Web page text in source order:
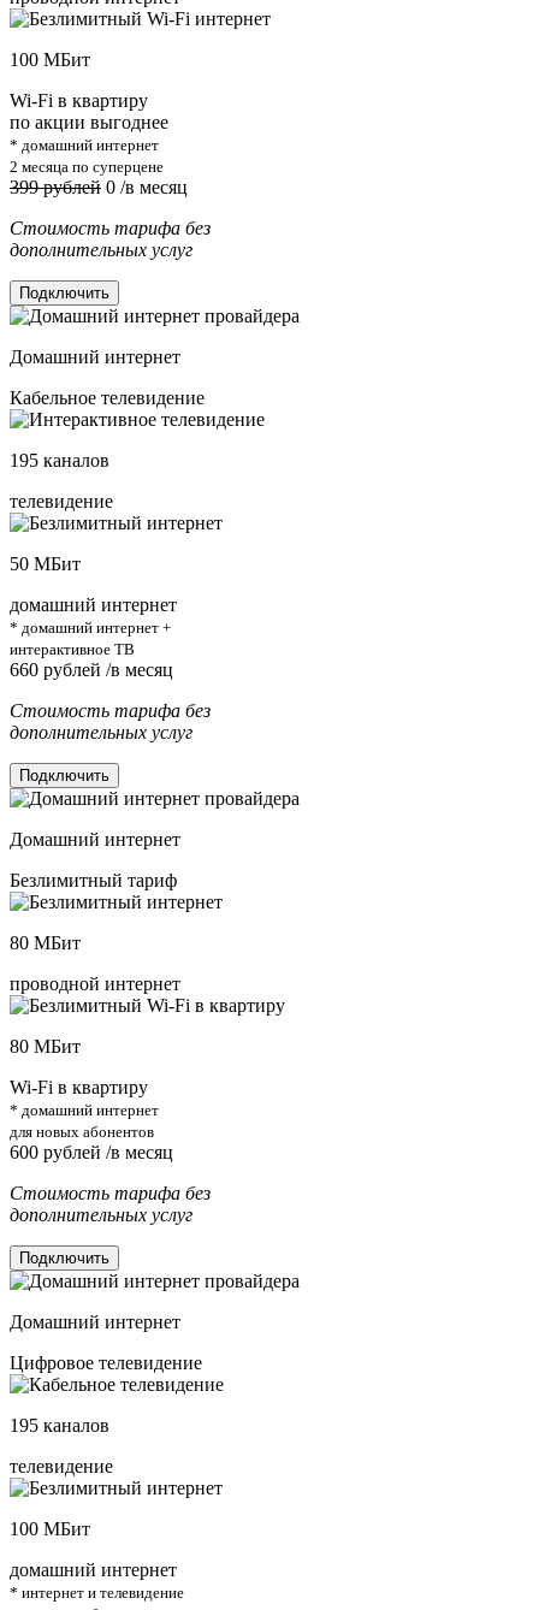
100 МБит
Wi-Fi в квартиру
по акции выгоднее
* домашний интернет
2 месяца по суперцене
399 рублей 0 /в месяц
Стоимость тарифа без
дополнительных услуг
Подключить
Домашний интернет
Кабельное телевидение
195 каналов
телевидение
50 МБит
домашний интернет
* домашний интернет +
интерактивное ТВ
660 рублей /в месяц
Стоимость тарифа без
дополнительных услуг
Подключить
Домашний интернет
Безлимитный тариф
80 МБит
проводной интернет
80 МБит
Wi-Fi в квартиру
* домашний интернет
для новых абонентов
600 рублей /в месяц
Стоимость тарифа без
дополнительных услуг
Подключить
Домашний интернет
Цифровое телевидение
195 каналов
телевидение
100 МБит
домашний интернет
* интернет и телевидение